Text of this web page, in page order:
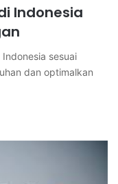
Indonesia
sesuai
dan optimalkan